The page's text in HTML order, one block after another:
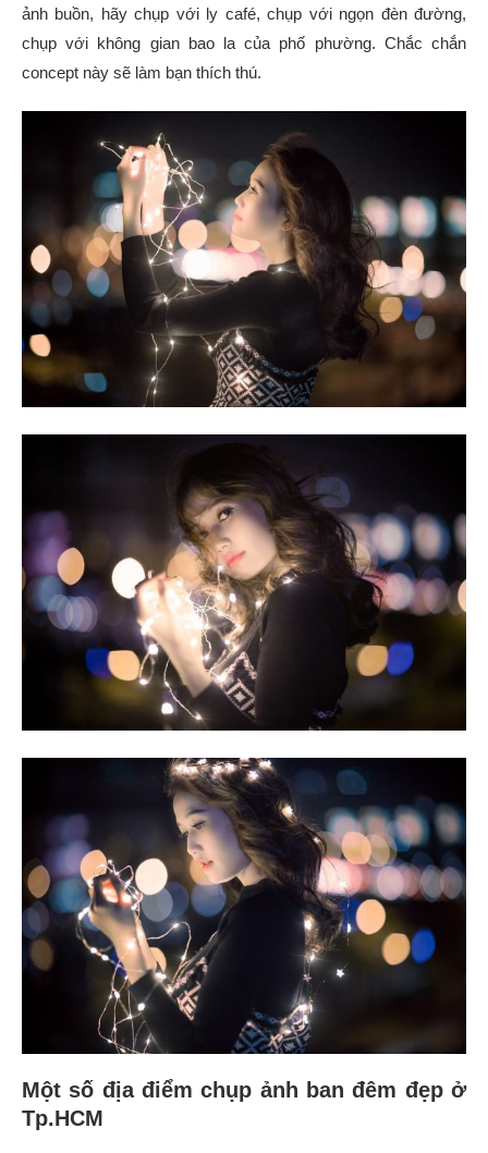
ảnh buồn, hãy chụp với ly café, chụp với ngọn đèn đường,
chụp với không gian bao la của phố phường. Chắc chắn
concept này sẽ làm bạn thích thú.
Một số địa điểm chụp ảnh ban đêm đẹp ở
Tp.HCM